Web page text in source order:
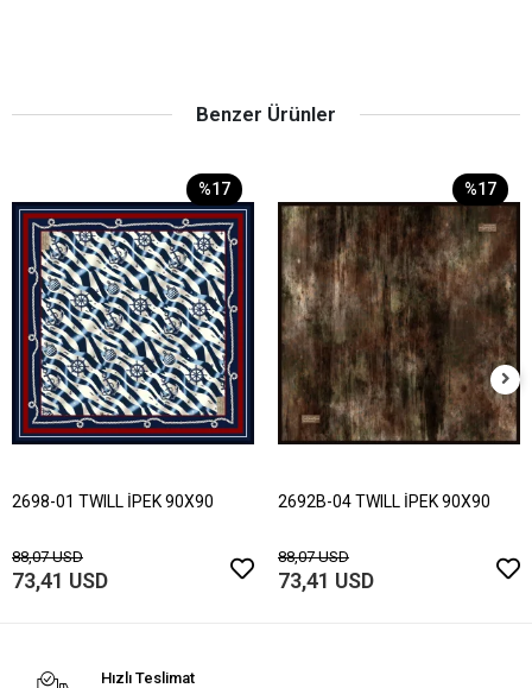
Benzer Ürünler
%17
2698-01 TWILL İPEK 90X90
88,07 USD
73,41 USD
%17
2692B-04 TWILL İPEK 90X90
88,07 USD
73,41 USD
Hızlı Teslimat